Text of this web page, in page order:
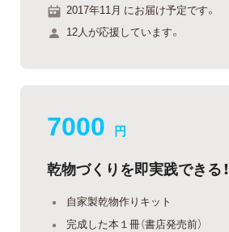
2017年11月 にお届け予定です。
12人が応援しています。
7000 円
乾物づくりを即実践できる！
自家製乾物作りキット
完成した本１冊（書店発売前）